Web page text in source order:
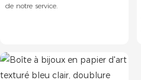
de notre service.